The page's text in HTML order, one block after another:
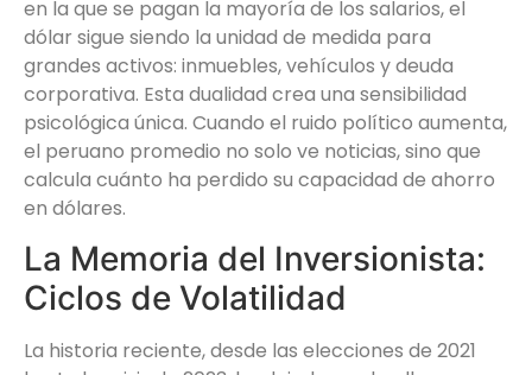
en la que se pagan la mayoría de los salarios, el
dólar sigue siendo la unidad de medida para
grandes activos: inmuebles, vehículos y deuda
corporativa. Esta dualidad crea una sensibilidad
psicológica única. Cuando el ruido político aumenta,
el peruano promedio no solo ve noticias, sino que
calcula cuánto ha perdido su capacidad de ahorro
en dólares.
La Memoria del Inversionista:
Ciclos de Volatilidad
La historia reciente, desde las elecciones de 2021